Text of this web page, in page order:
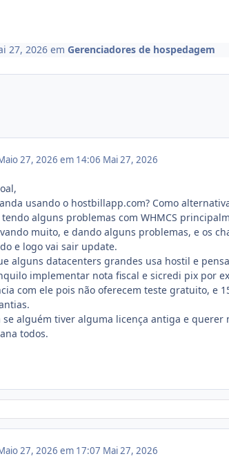
27, 2026em Gerenciadores de hospedagem
27, 2026 em 14:06 Mai 27, 2026
usando o hostbillapp.com? Como
tendo alguns problemas com WHMCS
muito, e dando alguns problemas, e os
e logo vai sair update.
alguns datacenters grandes usa hostil e
implementar nota fiscal e sicredi pix por
com ele pois não oferecem teste gratuito, e
se alguém tiver alguma licença antiga e querer
todos.
27, 2026 em 17:07 Mai 27, 2026